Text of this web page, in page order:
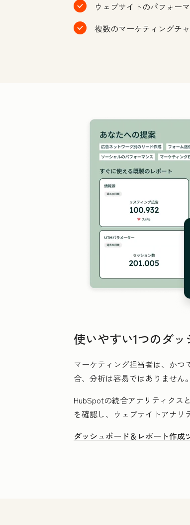
ウェブサイトのパフォー
複数のマーケティングチ
使いやすい1つのダ
マーケティング担当者は、か
合、分析は容易ではありません
HubSpotの統合アナリティクス
を確認し、ウェブサイトアナリ
ダッシュボード＆レポート作成